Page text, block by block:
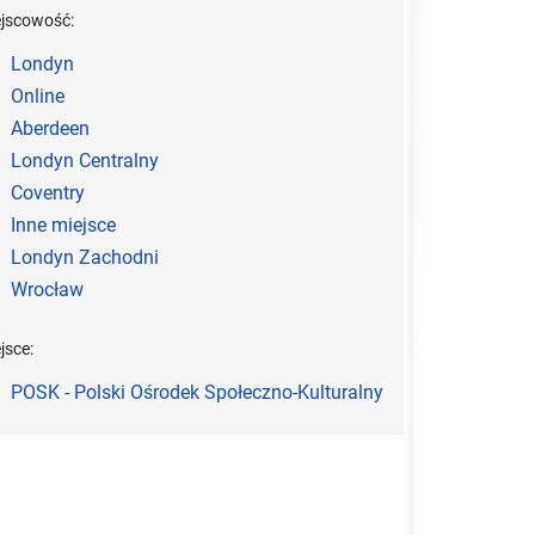
Londyn
Online
Aberdeen
Londyn Centralny
Coventry
Inne miejsce
Londyn Zachodni
Wrocław
POSK - Polski Ośrodek Społeczno-Kulturalny